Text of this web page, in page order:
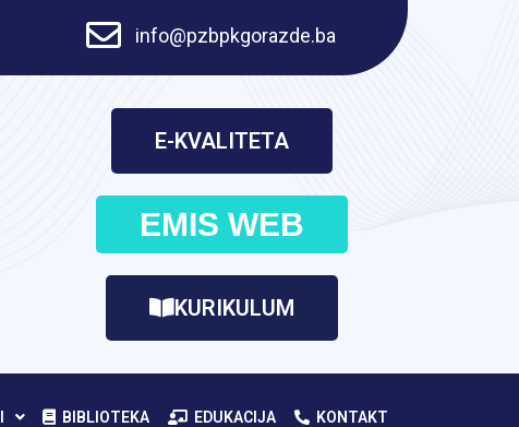
info@pzbpkgorazde.ba
E-KVALITETA
EMIS WEB
KURIKULUM
BIBLIOTEKA EDUKACIJA KONTAKT